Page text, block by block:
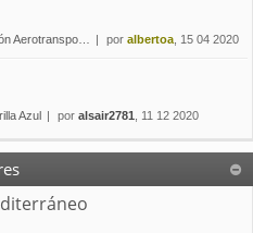
Aerotranspo… por albertoa , 15 04 2020
Azul por alsair2781 , 11 12 2020